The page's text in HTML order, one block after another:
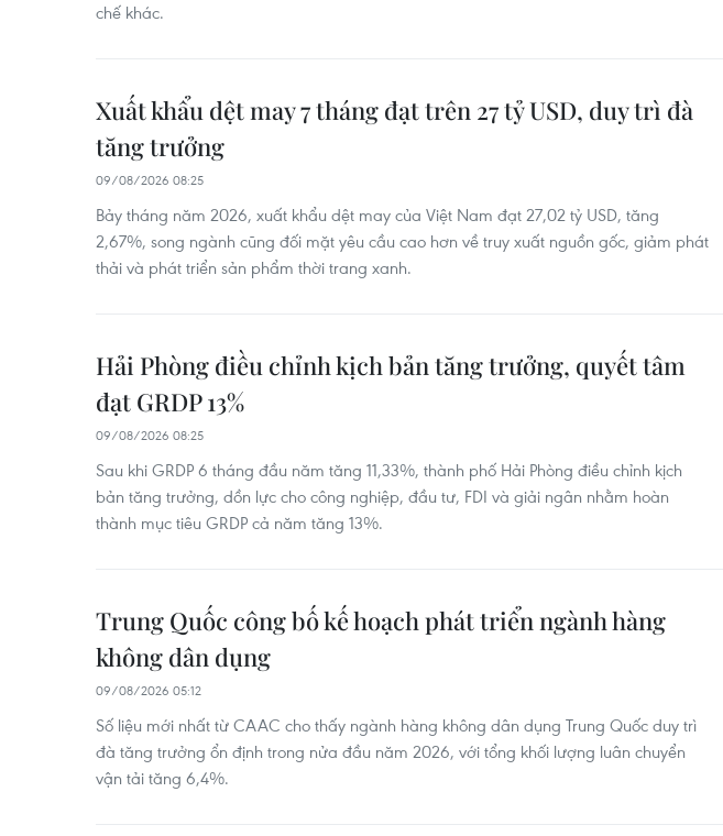
chế khác.
Xuất khẩu dệt may 7 tháng đạt trên 27 tỷ USD, duy trì đà
tăng trưởng
09/08/2026 08:25
Bảy tháng năm 2026, xuất khẩu dệt may của Việt Nam đạt 27,02 tỷ USD, tăng
2,67%, song ngành cũng đối mặt yêu cầu cao hơn về truy xuất nguồn gốc, giảm phát
thải và phát triển sản phẩm thời trang xanh.
Hải Phòng điều chỉnh kịch bản tăng trưởng, quyết tâm
đạt GRDP 13%
09/08/2026 08:25
Sau khi GRDP 6 tháng đầu năm tăng 11,33%, thành phố Hải Phòng điều chỉnh kịch
bản tăng trưởng, dồn lực cho công nghiệp, đầu tư, FDI và giải ngân nhằm hoàn
thành mục tiêu GRDP cả năm tăng 13%.
Trung Quốc công bố kế hoạch phát triển ngành hàng
không dân dụng
09/08/2026 05:12
Số liệu mới nhất từ CAAC cho thấy ngành hàng không dân dụng Trung Quốc duy trì
đà tăng trưởng ổn định trong nửa đầu năm 2026, với tổng khối lượng luân chuyển
vận tải tăng 6,4%.